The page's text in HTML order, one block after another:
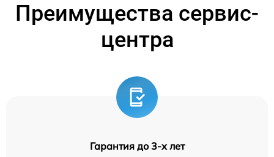
Преимущества сервис-
центра
Гарантия до 3-х лет